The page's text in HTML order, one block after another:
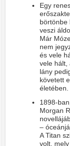
Egy
börtönbe
veszi
Már
nem
és vele
vele hált,
lány
követett
1898-
Morgan
–
A Titan
volt,